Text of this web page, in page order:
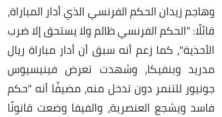
وهاجم زيدان الحكم الفرنسي الذي أدار المباراة،
قائلًا: "الحكم الفرنسي ظالم ولا يستحق إلا ضرب
الأحذية"، كما زعم أنه سبق أن أدار مباراة ريال
مدريد وبنفيكا، وشهدت تعرض فينيسيوس
جونيور للتنمر دون تدخل منه، مضيفًا أنه "حكم
فاسد ويشجع العنصرية، والفيفا وضعت قانونًا